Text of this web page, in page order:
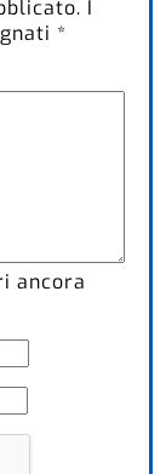
I
*
ancora